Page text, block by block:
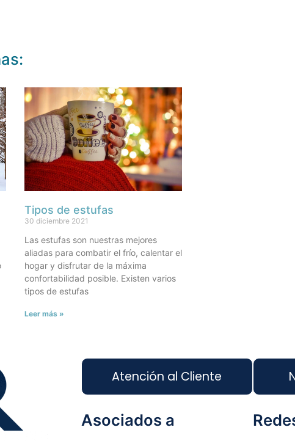
Tipos de estufas
30 diciembre 2021
Las estufas son nuestras mejores
aliadas para combatir el frío, calentar el
hogar y disfrutar de la máxima
confortabilidad posible. Existen varios
tipos de estufas
Leer más »
Atención al Cliente
Asociados a